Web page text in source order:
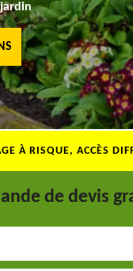
À RISQUE, ACCÈS
de devis